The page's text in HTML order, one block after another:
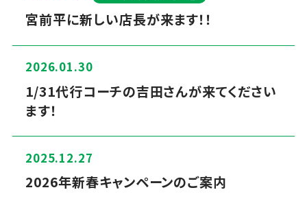
宮前平に新しい店長が来ます！！
2026.01.30
1/31代行コーチの吉田さんが来てください
ます！
2025.12.27
2026年新春キャンペーンのご案内